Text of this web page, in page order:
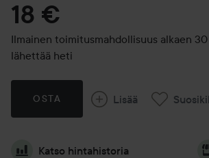
18 €
Ilmainen toimitusmahdollisuus alkaen
lähettää heti
OSTA Lisää
Katso hintahistoria